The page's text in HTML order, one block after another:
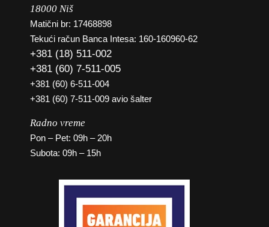
18000 Niš
Matični br: 17468898
Tekući račun Banca Intesa: 160-160960-62
+381 (18) 511-002
+381 (60) 7-511-005
+381 (60) 6-511-004
+381 (60) 7-511-009 avio šalter
Radno vreme
Pon – Pet: 09h – 20h
Subota: 09h – 15h